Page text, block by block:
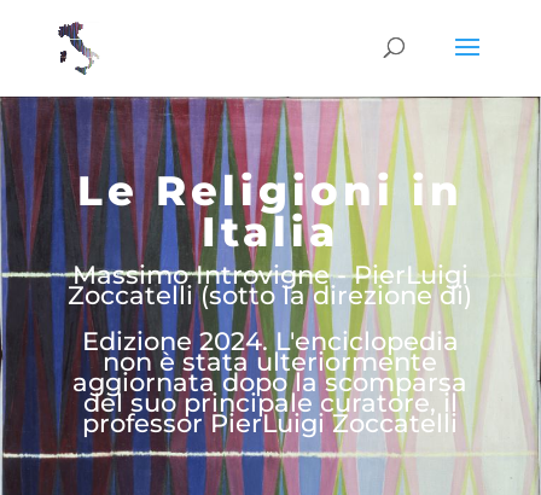
Le Religioni in
Italia
Massimo Introvigne - PierLuigi
Zoccatelli (sotto la direzione di)
Edizione 2024. L'enciclopedia
non è stata ulteriormente
aggiornata dopo la scomparsa
del suo principale curatore, il
professor PierLuigi Zoccatelli